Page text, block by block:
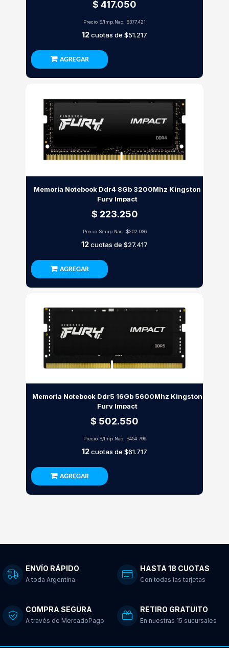
$ 417.050
Precio S/Imp.Nac. $377.421
12cuotas de $51.217
AGREGAR
Memoria Notebook Ddr4 8Gb 3200Mhz Kingston
Fury Impact
$ 223.250
Precio S/Imp.Nac. $202.036
12cuotas de $27.417
AGREGAR
Memoria Notebook Ddr5 16Gb 5600Mhz Kingston
Fury Impact
$ 502.550
Precio S/Imp.Nac. $454.796
12cuotas de $61.717
AGREGAR
ENVÍO RÁPIDO
A toda Argentina
HASTA 18 CUOTAS
Con todas las tarjetas
COMPRA SEGURA
A través de MercadoPago
RETIRO GRATUITO
En nuestras 15 sucursales